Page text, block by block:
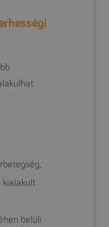
kialakult
belüli